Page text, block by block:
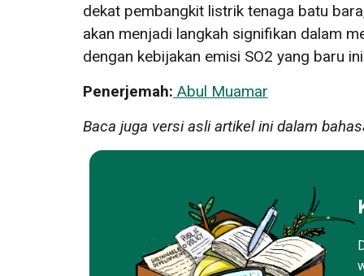
dekat pembangkit listrik tenaga batu
akan menjadi langkah signifikan dalam
dengan kebijakan emisi SO2 yang baru
Penerjemah: Abul Muamar
Baca juga versi asli artikel ini dalam